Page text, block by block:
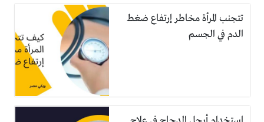
تتجنب المرأة مخاطر إرتفاع ضغط
الدم في الجسم